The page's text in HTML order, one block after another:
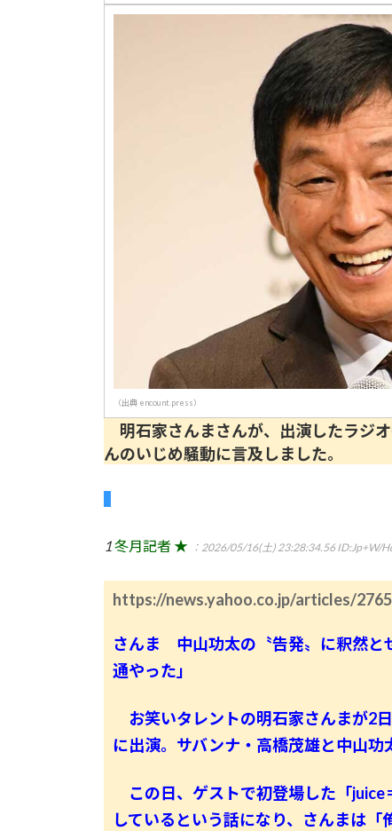
（出典 encount.press）
明石家さんまさんが、出演したラジ
んのいじめ騒動に言及しました。
1冬月記者 ★ ：2026/05/16(土) 23:28:34.56 ID:Jp+W/
https://news.yahoo.co.jp/articles/
さんま 中山功太の〝告発〟に釈然と
通やった」
お笑いタレントの明石家さんまが2
に出演。サバンナ・高橋茂雄と中山功
この日、ゲストで初登場した「juice
しているという話になり、さんまは